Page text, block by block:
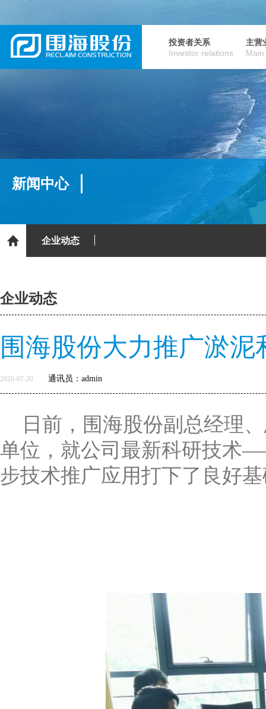
投资者关系
Investor relations
主营
新闻中心
企业动态
企业动态
围海股份大力推广淤
2020-07-20 通讯员：admin
日前，围海股份副总经理
单位，就公司最新科研技术
步技术推广应用打下了良好